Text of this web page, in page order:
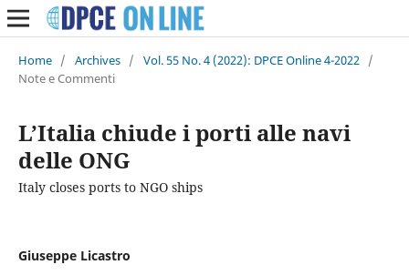
Home / Archives / Vol. 55 No. 4 (2022): DPCE Online 4-2022 /
Note e Commenti
L’Italia chiude i porti alle navi
delle ONG
Italy closes ports to NGO ships
Giuseppe Licastro